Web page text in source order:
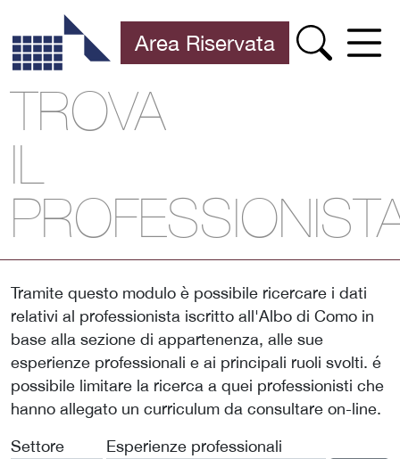
Area Riservata
TROVA
IL
Tramite questo modulo è possibile ricercare i dati
relativi al professionista iscritto all'Albo di Como in
base alla sezione di appartenenza, alle sue
esperienze professionali e ai principali ruoli svolti. é
possibile limitare la ricerca a quei professionisti che
hanno allegato un curriculum da consultare on-line.
Settore
Esperienze professionali